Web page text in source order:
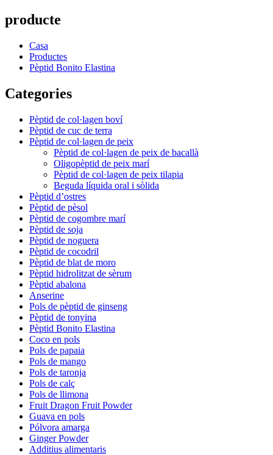
producte
Casa
Productes
Pèptid Bonito Elastina
Categories
Pèptid de col·lagen boví
Pèptid de cuc de terra
Pèptid de col·lagen de peix
Pèptid de col·lagen de peix de bacallà
Oligopèptid de peix marí
Pèptid de col·lagen de peix tilapia
Beguda líquida oral i sòlida
Pèptid d’ostres
Pèptid de pèsol
Pèptid de cogombre marí
Pèptid de soja
Pèptid de noguera
Pèptid de cocodril
Pèptid de blat de moro
Pèptid hidrolitzat de sèrum
Pèptid abalona
Anserine
Pols de pèptid de ginseng
Pèptid de tonyina
Pèptid Bonito Elastina
Coco en pols
Pols de papaia
Pols de mango
Pols de taronja
Pols de calç
Pols de llimona
Fruit Dragon Fruit Powder
Guava en pols
Pólvora amarga
Ginger Powder
Additius alimentaris